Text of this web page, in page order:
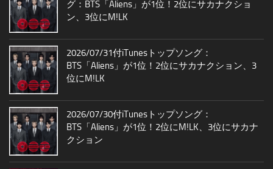
グ：BTS「Aliens」が1位！2位にサカナクショ
ン、3位にM!LK
2026/07/31付iTunesトップソング：
BTS「Aliens」が1位！2位にサカナクション、3
位にM!LK
2026/07/30付iTunesトップソング：
BTS「Aliens」が1位！2位にM!LK、3位にサカナ
クション